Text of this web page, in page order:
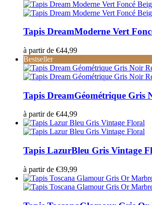
Tapis DreamModerne Vert
à partir de €44,99
Bestseller
Tapis DreamGéométrique Gris
à partir de €44,99
Tapis LazurBleu Gris Vintage
à partir de €39,99